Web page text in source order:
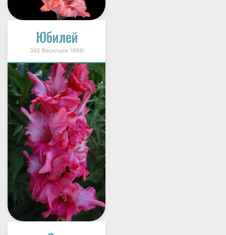
Юбилей
365 Васильев 1988г.